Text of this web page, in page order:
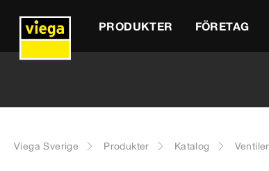
PRODUKTER FÖRETAG
Viega Sverige Produkter Katalog Ventiler